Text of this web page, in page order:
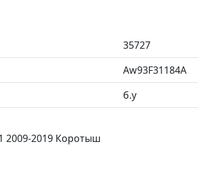
35727
Aw93F31184A
б.у
2009-2019 Коротыш